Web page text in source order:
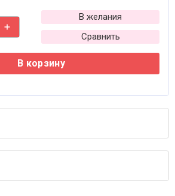
В желания
Сравнить
В корзину